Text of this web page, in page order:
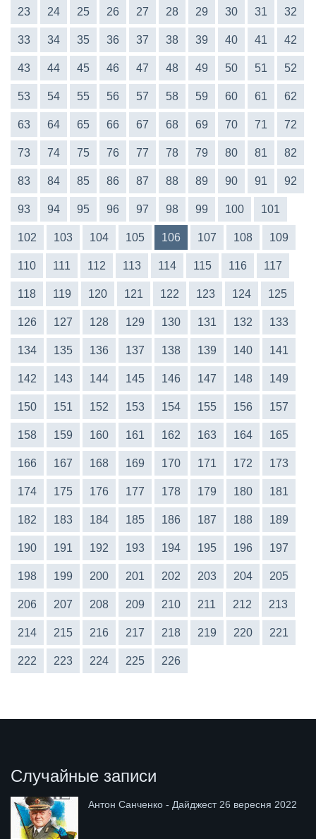
23 24 25 26 27 28 29 30 31 32
33 34 35 36 37 38 39 40 41 42
43 44 45 46 47 48 49 50 51 52
53 54 55 56 57 58 59 60 61 62
63 64 65 66 67 68 69 70 71 72
73 74 75 76 77 78 79 80 81 82
83 84 85 86 87 88 89 90 91 92
93 94 95 96 97 98 99 100 101
102 103 104 105 106 107 108 109
110 111 112 113 114 115 116 117
118 119 120 121 122 123 124 125
126 127 128 129 130 131 132 133
134 135 136 137 138 139 140 141
142 143 144 145 146 147 148 149
150 151 152 153 154 155 156 157
158 159 160 161 162 163 164 165
166 167 168 169 170 171 172 173
174 175 176 177 178 179 180 181
182 183 184 185 186 187 188 189
190 191 192 193 194 195 196 197
198 199 200 201 202 203 204 205
206 207 208 209 210 211 212 213
214 215 216 217 218 219 220 221
222 223 224 225 226
Случайные записи
Антон Санченко - Дайджест 26 вересня 2022